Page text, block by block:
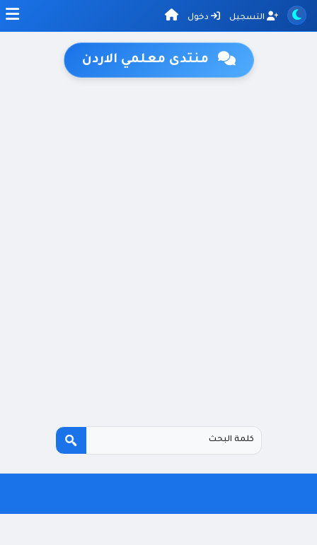
التسجيل دخول
منتدى معلمي الاردن